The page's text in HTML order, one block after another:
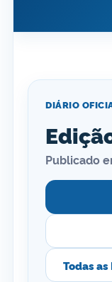
DIÁRIO
Publicado
Todas